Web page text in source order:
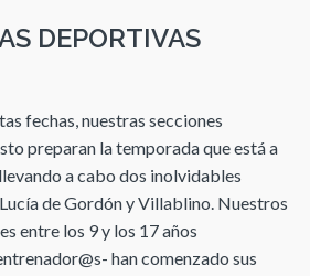
DEPORTIVAS
fechas, nuestras secciones
preparan la temporada que está a
a cabo dos inolvidables
de Gordón y Villablino. Nuestros
entre los 9 y los 17 años
han comenzado sus